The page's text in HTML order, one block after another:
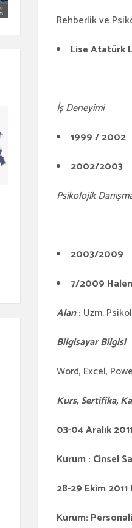
Rehberlik ve
LiseAtatürk
İş Deneyimi
1999 /
2002/
Psikolojik
2003/
7/2009
Alan: Uzm.
Bilgisayar Bilgisi
Word, Excel,
Kurs, Sertifika,
03-04 Aralık 2011
Kurum : Cinsel
28-29 Ekim 2011
Kurum: